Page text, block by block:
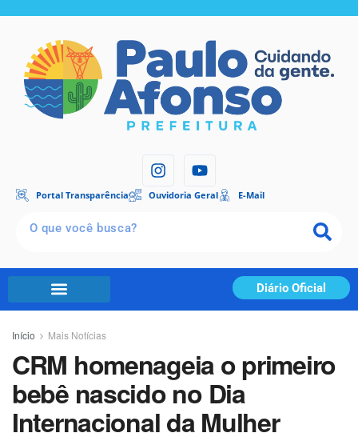
Portal Transparência Ouvidoria Geral E-Mail
Diário Oficial
Início Mais Notícias
CRM homenageia o primeiro
bebê nascido no Dia
Internacional da Mulher